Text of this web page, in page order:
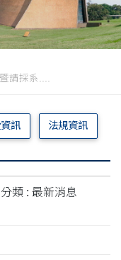
請採系....
訊 法規資訊
分類 : 最新消息